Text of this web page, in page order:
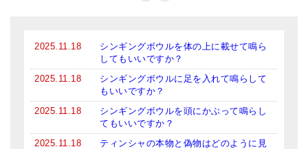
お得なアマナマナ・セット
特大シンギングボウル・特殊柄
スティック・マレット・リング（台座）
アマナマナのティンシャ
2025.11.18
シンギングボウルを体の上に載せて鳴ら
してもいいですか？
2025.11.18
シンギングボウルに足を入れて鳴らして
もいいですか？
2025.11.18
シンギングボウルを頭にかぶって鳴らし
てもいいですか？
2025.11.18
ティンシャの本物と偽物はどのように見